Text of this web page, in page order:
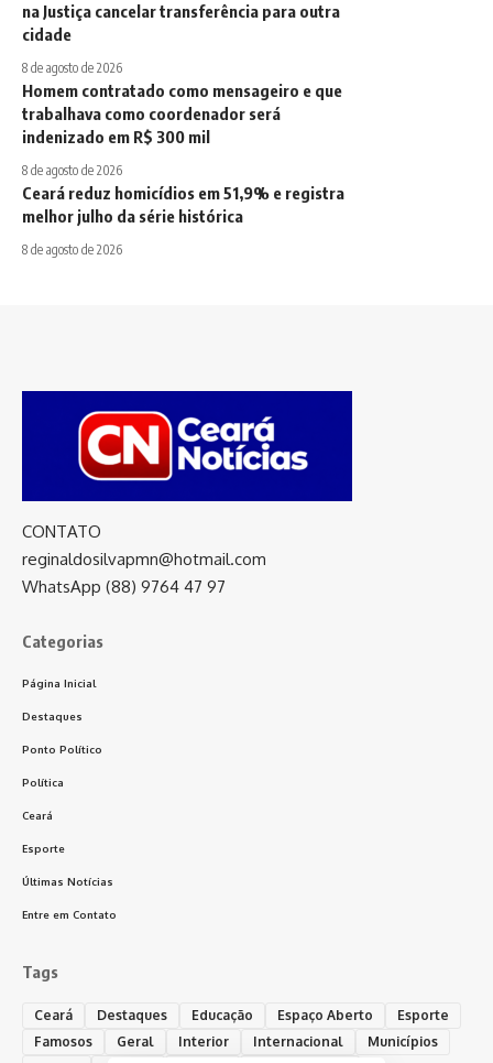
na Justiça cancelar transferência para outra
cidade
8 de agosto de 2026
Homem contratado como mensageiro e que
trabalhava como coordenador será
indenizado em R$ 300 mil
8 de agosto de 2026
Ceará reduz homicídios em 51,9% e registra
melhor julho da série histórica
8 de agosto de 2026
CONTATO
reginaldosilvapmn@hotmail.com
WhatsApp (88) 9764 47 97
Categorias
Página Inicial
Destaques
Ponto Político
Política
Ceará
Esporte
Últimas Notícias
Entre em Contato
Tags
Ceará Destaques Educação Espaço Aberto
Esporte
Famosos
Geral Interior Internacional
Municípios